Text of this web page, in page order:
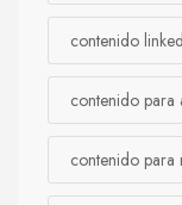
contenido
contenido para
contenido para